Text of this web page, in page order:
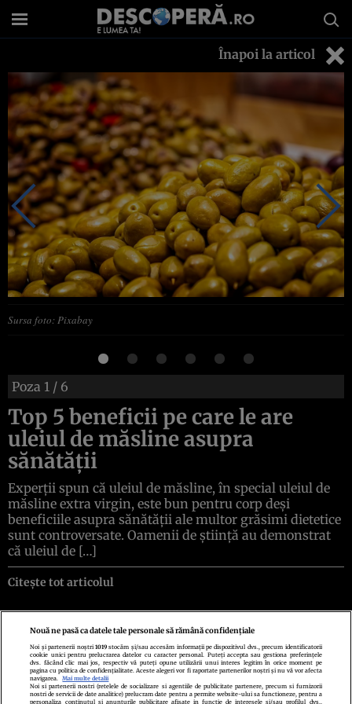
Înapoi la articol
Sursa foto: Pixabay
Poza 1 / 6
Top 5 beneficii pe care le are
uleiul de măsline asupra
sănătății
Experții spun că uleiul de măsline, în special uleiul de
măsline extra virgin, este bun pentru corp deși
beneficiile asupra sănătății ale multor grăsimi dietetice
sunt controversate. Oamenii de știință au demonstrat
că uleiul de […]
Citește tot articolul
Politica de confidenţialitatePolitica de cookiesTermeni şi condiţii
Echipa redacționalăContactSetări Cookies
Nouă ne pasă ca datele tale personale să rămână confidențiale
Noi și partenerii noștri1019 stocăm și/sau accesăm informații pe dispozitivul dvs., precum identificatorii
cookie unici pentru prelucrarea datelor cu caracter personal. Puteți accepta sau gestiona preferințele
dvs. făcând clic mai jos, respectiv vă puteți opune utilizării unui interes legitim în orice moment pe
pagina cu politica de confidențialitate. Aceste alegeri vor fi raportate partenerilor noștri și nu vă vor afecta
navigarea.
Mai multe detalii
Noi si partenerii nostri (retelele de socializare si agentiile de publicitate partenere, precum si furnizorii
nostri de servicii de date analitice) prelucram date pentru a permite website-ului sa functioneze, pentru a
personaliza continutul si anunturile publicitare afisate in functie de interesele si/sau profilul dvs.,